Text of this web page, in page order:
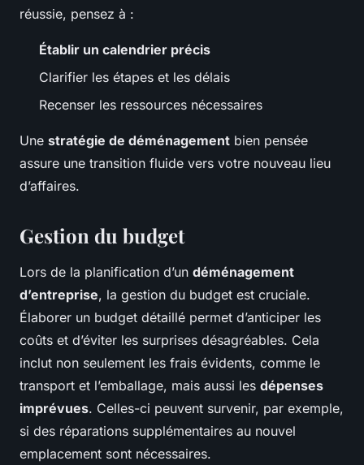
réussie, pensez à :
Établir un calendrier précis
Clarifier les étapes et les délais
Recenser les ressources nécessaires
Une stratégie de déménagement bien pensée
assure une transition fluide vers votre nouveau lieu
d’affaires.
Gestion du budget
Lors de la planification d’un déménagement
d’entreprise, la gestion du budget est cruciale.
Élaborer un budget détaillé permet d’anticiper les
coûts et d’éviter les surprises désagréables. Cela
inclut non seulement les frais évidents, comme le
transport et l’emballage, mais aussi les dépenses
imprévues. Celles-ci peuvent survenir, par exemple,
si des réparations supplémentaires au nouvel
emplacement sont nécessaires.